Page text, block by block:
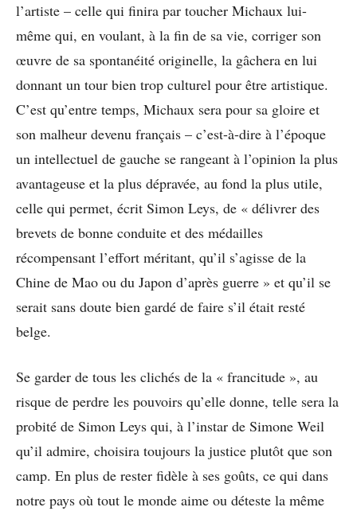
l’artiste – celle qui finira par toucher Michaux lui-
même qui, en voulant, à la fin de sa vie, corriger son
œuvre de sa spontanéité originelle, la gâchera en lui
donnant un tour bien trop culturel pour être artistique.
C’est qu’entre temps, Michaux sera pour sa gloire et
son malheur devenu français – c’est-à-dire à l’époque
un intellectuel de gauche se rangeant à l’opinion la plus
avantageuse et la plus dépravée, au fond la plus utile,
celle qui permet, écrit Simon Leys, de « délivrer des
brevets de bonne conduite et des médailles
récompensant l’effort méritant, qu’il s’agisse de la
Chine de Mao ou du Japon d’après guerre » et qu’il se
serait sans doute bien gardé de faire s’il était resté
belge.
Se garder de tous les clichés de la « francitude », au
risque de perdre les pouvoirs qu’elle donne, telle sera la
probité de Simon Leys qui, à l’instar de Simone Weil
qu’il admire, choisira toujours la justice plutôt que son
camp. En plus de rester fidèle à ses goûts, ce qui dans
notre pays où tout le monde aime ou déteste la même